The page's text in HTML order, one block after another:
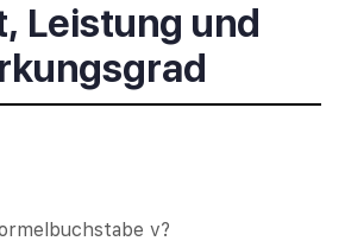
Leistung und
v?